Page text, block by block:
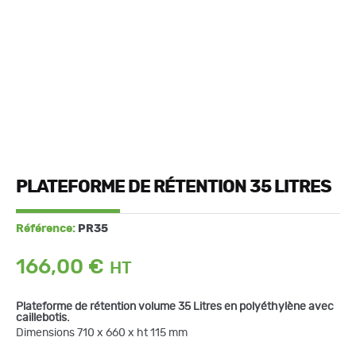
PLATEFORME DE RÉTENTION 35 LITRES
Référence: PR35
166,00 €
Plateforme de rétention volume 35 Litres en polyéthylène avec
caillebotis.
Dimensions 710 x 660 x ht 115 mm